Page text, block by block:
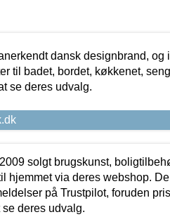
dansk designbrand, og
til badet, bordet, køkkenet,
se deres udvalg.
solgt brugskunst,
hjemmet via deres webshop.
på Trustpilot, foruden
deres udvalg.